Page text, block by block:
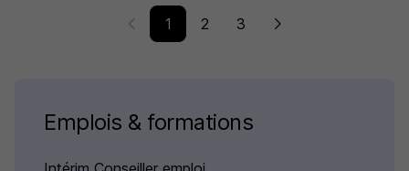
1 2 3
Emplois & formations